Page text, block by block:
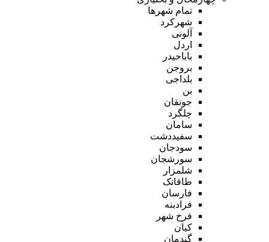
تمام شهر‌ها
شهرکرد
آلونی
اردل
باباحیدر
بروجن
بلداجی
بن
جونقان
چلگرد
سامان
سفیددشت
سودجان
سورشجان
شلمزار
طاقانک
فارسان
فرادبنه
فرخ شهر
کیان
گندمان